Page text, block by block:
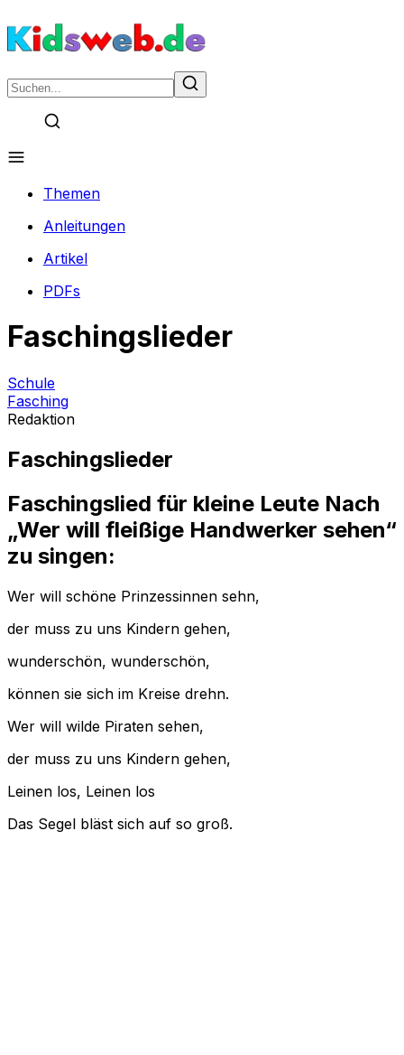
Themen
Anleitungen
Artikel
PDFs
Faschingslieder
Schule
Fasching
Redaktion
Faschingslieder
Faschingslied für kleine Leute Nach
„Wer will fleißige Handwerker sehen“
zu singen:
Wer will schöne Prinzessinnen sehn,
der muss zu uns Kindern gehen,
wunderschön, wunderschön,
können sie sich im Kreise drehn.
Wer will wilde Piraten sehen,
der muss zu uns Kindern gehen,
Leinen los, Leinen los
Das Segel bläst sich auf so groß.